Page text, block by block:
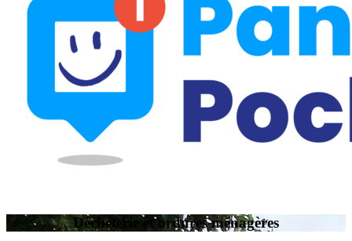
Déchèterie et ordures ménagères